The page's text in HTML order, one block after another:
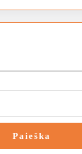
Paieška